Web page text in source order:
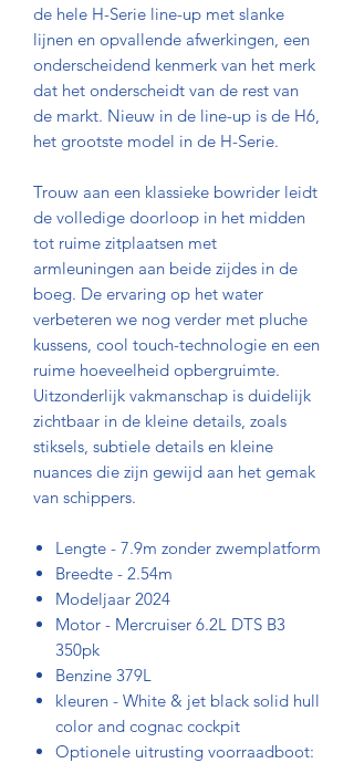
de hele H-Serie line-up met slanke
lijnen en opvallende afwerkingen, een
onderscheidend kenmerk van het merk
dat het onderscheidt van de rest van
de markt. Nieuw in de line-up is de H6,
het grootste model in de H-Serie.
Trouw aan een klassieke bowrider leidt
de volledige doorloop in het midden
tot ruime zitplaatsen met
armleuningen aan beide zijdes in de
boeg. De ervaring op het water
verbeteren we nog verder met pluche
kussens, cool touch-technologie en een
ruime hoeveelheid opbergruimte.
Uitzonderlijk vakmanschap is duidelijk
zichtbaar in de kleine details, zoals
stiksels, subtiele details en kleine
nuances die zijn gewijd aan het gemak
van schippers.
Lengte - 7.9m zonder zwemplatform
Breedte - 2.54m
Modeljaar 2024
Motor - Mercruiser 6.2L DTS B3
350pk
Benzine 379L
kleuren - White & jet black solid hull
color and cognac cockpit
Optionele uitrusting voorraadboot: